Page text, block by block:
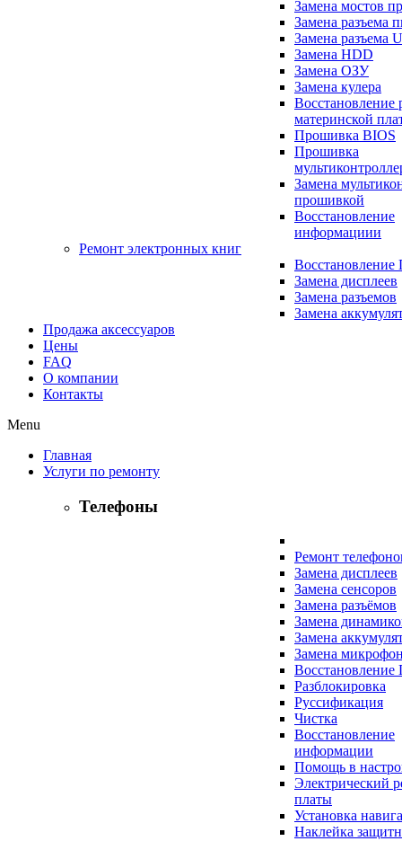
Замена мостов
Замена разъема
Замена разъема
Замена HDD
Замена ОЗУ
Замена кулера
Восстановление
материнской
Прошивка BIOS
Прошивка
Замена
прошивкой
Восстановление
информациии
Ремонт электронных книг
Замена дисплеев
Замена разъемов
Замена
Продажа аксессуаров
Цены
FAQ
О компании
Контакты
Menu
Главная
Услуги по ремонту
Телефоны
Ремонт
Замена дисплеев
Замена сенсоров
Замена разъёмов
Замена
Замена
Замена
Разблокировка
Руссификация
Чистка
Восстановление
информации
Помощь в
Электрический
платы
Установка
Наклейка